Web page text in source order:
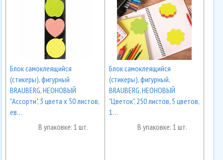
Блок самоклеящийся
(стикеры), фигурный
BRAUBERG, НЕОНОВЫЙ
"Ассорти", 3 цвета х 50 листов,
ев…
В упаковке: 1 шт.
Блок самоклеящийся
(стикеры), фигурный,
BRAUBERG, НЕОНОВЫЙ
"Цветок", 250 листов, 5 цветов,
1…
В упаковке: 1 шт.